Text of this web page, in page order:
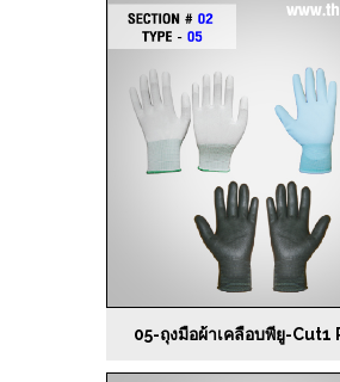
05-ถุงมือผ้าเคลือบพียู-Cut1